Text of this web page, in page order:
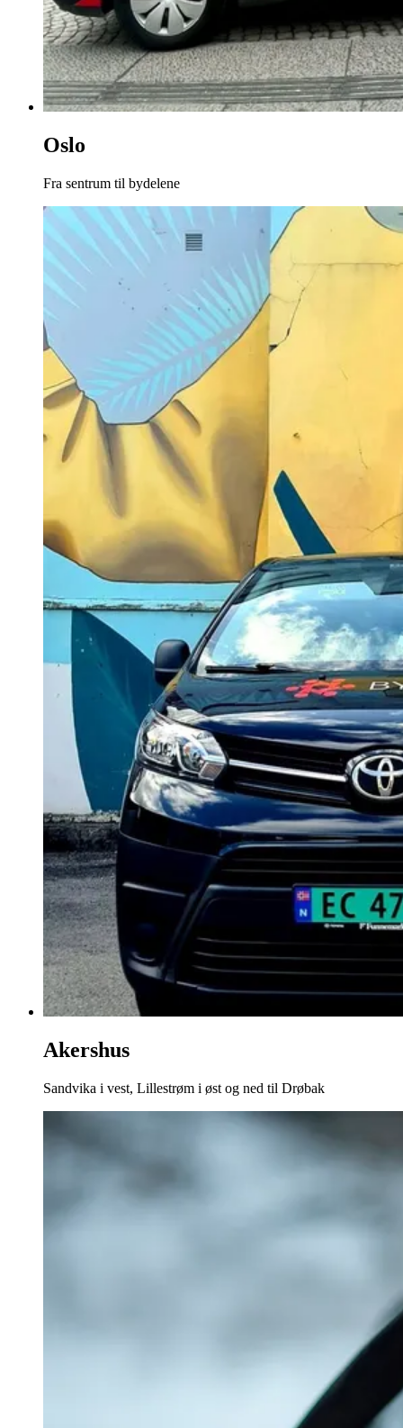
Oslo
Fra sentrum til bydelene
Akershus
Sandvika i vest, Lillestrøm i øst og ned til Drøbak